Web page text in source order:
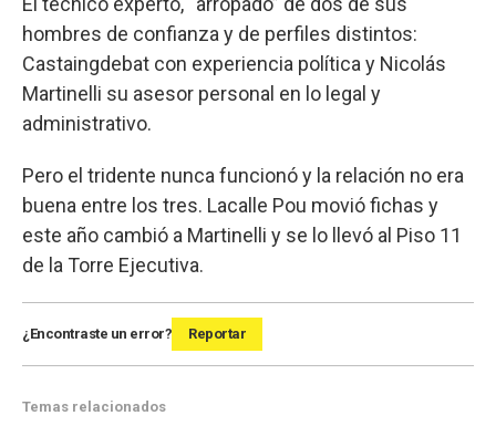
hombres de confianza y de perfiles distintos:
Castaingdebat con experiencia política y Nicolás
Martinelli su asesor personal en lo legal y
administrativo.
Pero el tridente nunca funcionó y la relación no era
buena entre los tres. Lacalle Pou movió fichas y
este año cambió a Martinelli y se lo llevó al Piso 11
de la Torre Ejecutiva.
¿Encontraste un error? Reportar
Temas relacionados